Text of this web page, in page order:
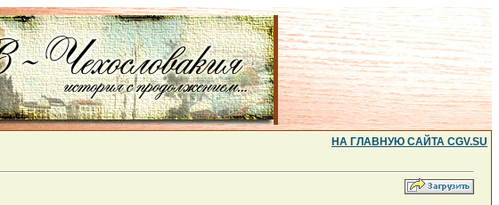
НА ГЛАВНУЮ САЙТА CGV.SU